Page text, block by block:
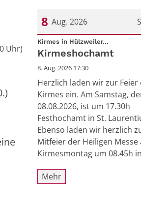
Uhr)
8 Aug. 2026
Datum: 8. August 2026
Kirmes in Hülzweiler...
Kirmeshochamt
8. Aug. 2026 17:30
Herzlich laden wir zur Feier
Kirmes ein. Am Samstag,
08.08.2026, ist um 17.30h
Festhochamt in St.
Ebenso laden wir herzlich
Mitfeier der Heiligen Messe
Kirmesmontag um 08.45h
Mehr